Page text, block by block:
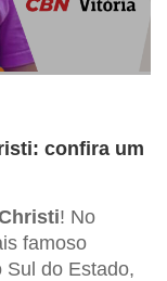
confira um
! No
famoso
Sul do Estado,